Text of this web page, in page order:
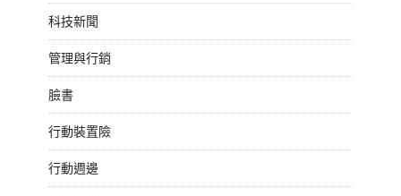
科技新聞
管理與行銷
臉書
行動裝置險
行動週邊